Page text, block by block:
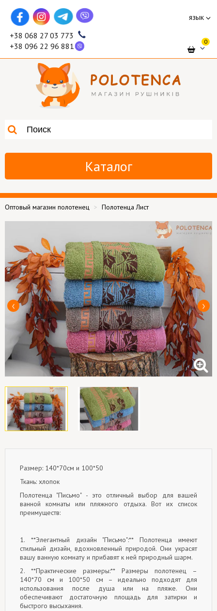
язык
+38 068 27 03 773
+38 096 22 96 881
0
Каталог
Оптовый магазин полотенец Полотенца Лист
Размер: 140*70см и 100*50
Ткань: хлопок
Полотенца "Письмо" - это отличный выбор для вашей
ванной комнаты или пляжного отдыха. Вот их список
преимуществ:
1. **Элегантный дизайн "Письмо":** Полотенца имеют
стильный дизайн, вдохновленный природой. Они украсят
вашу ванную комнату и прибавят к ней природный шарм.
2. **Практические размеры:** Размеры полотенец –
140*70 см и 100*50 см – идеально подходят для
использования после душа или на пляже. Они
обеспечивают достаточную площадь для затирки и
быстрого высыхания.